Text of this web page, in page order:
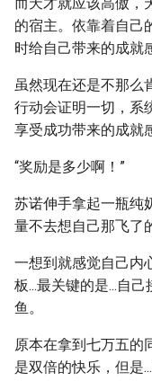
的宿主。依靠着自己
时给自己带来的成就
虽然现在还是不那么
行动会证明一切，系
享受成功带来的成就
“奖励是多少啊！”
苏诺伸手拿起一瓶纯
量不去想自己那飞了
一想到就感觉自己内
板...最关键的是...自
鱼。
原本在拿到七万五的
是双倍的快乐，但是